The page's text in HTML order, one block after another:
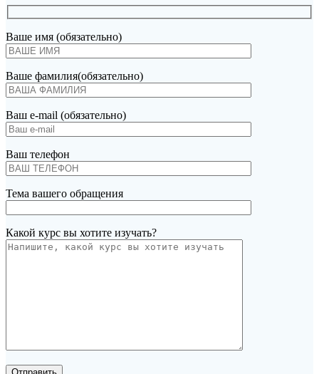
Ваше имя (обязательно)
Ваше фамилия(обязательно)
Ваш e-mail (обязательно)
Ваш телефон
Тема вашего обращения
Какой курс вы хотите изучать?